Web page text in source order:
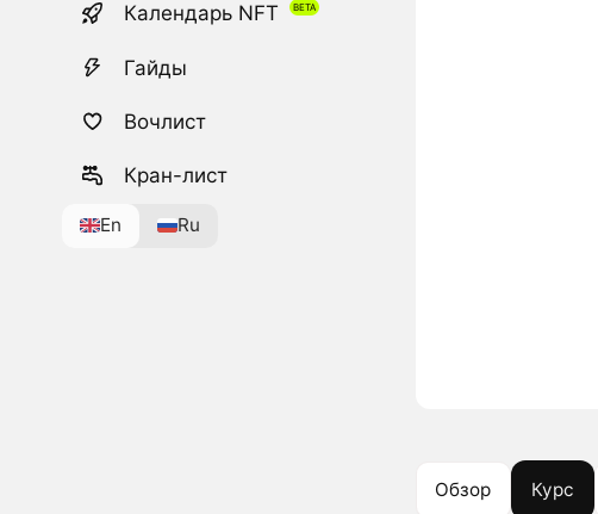
Календарь NFT
Гайды
Вочлист
Кран-лист
En Ru
Обзор Курс